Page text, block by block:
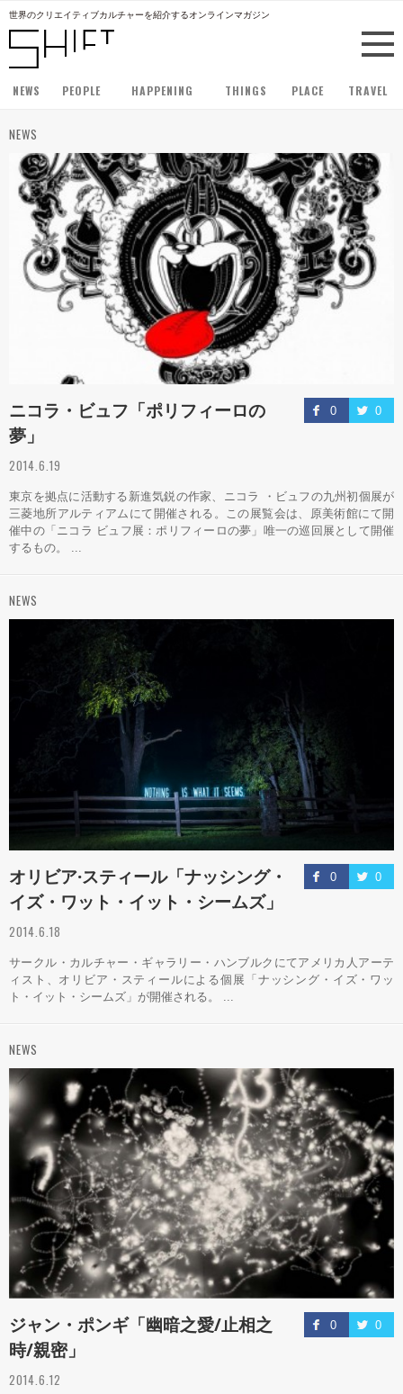
世界のクリエイティブカルチャーを紹介するオンラインマガジン
NEWS PEOPLE HAPPENING THINGS PLACE TRAVEL
NEWS
0 0
ニコラ・ビュフ「ポリフィーロの
夢」
2014.6.19
東京を拠点に活動する新進気鋭の作家、ニコラ ・ビュフの九州初個展が
三菱地所アルティアムにて開催される。この展覧会は、原美術館にて開
催中の「ニコラ ビュフ展：ポリフィーロの夢」唯一の巡回展として開催
するもの。 ...
NEWS
0 0
オリビア·スティール「ナッシング・
イズ・ワット・イット・シームズ」
2014.6.18
サークル・カルチャー・ギャラリー・ハンブルクにてアメリカ人アーテ
ィスト、オリビア・スティールによる個展「ナッシング・イズ・ワッ
ト・イット・シームズ」が開催される。 ...
NEWS
0 0
ジャン・ポンギ「幽暗之愛/止相之
時/親密」
2014.6.12